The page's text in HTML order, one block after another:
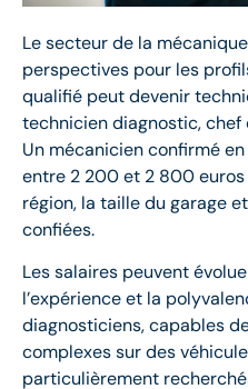
Le secteur de la
perspectives pour les
qualifié peut devenir
technicien diagnostic, chef
Un mécanicien confirmé
entre 2 200 et 2 800
région, la taille du garage
confiées.
Les salaires peuvent
l’expérience et la
diagnosticiens, capables
complexes sur des
particulièrement